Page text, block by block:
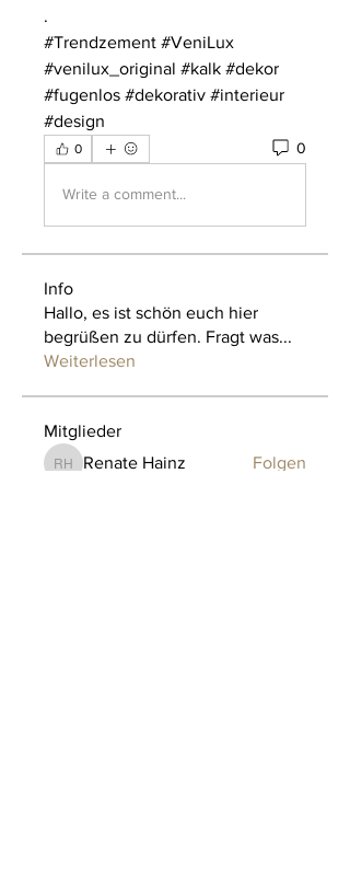
.
#Trendzement #VeniLux
#venilux_original #kalk #dekor
#fugenlos #dekorativ #interieur
#design
0 0
Write a comment...
Info
Hallo, es ist schön euch hier
begrüßen zu dürfen. Fragt was...
Weiterlesen
Mitglieder
Renate Hainz
Renate Hainz Folgen